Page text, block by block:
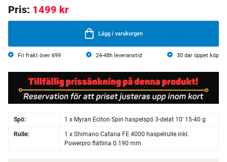
Pris: 1499 kr
Lägg i varukorgen
Fri frakt över 699 24-48h leveranstid 30 dar öppet köp
Spö: 1 x Myran Eciton Spin haspelspö 3-delat 10' 15-40 g
Rulle:
1 x Shimano Catana FE 4000 haspelrulle inkl.
Powerpro flätlina 0.190 mm